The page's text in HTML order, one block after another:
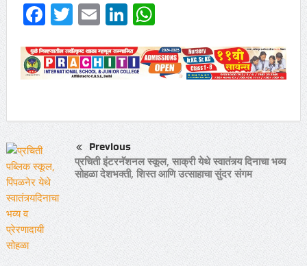
Facebook
Twitter
EmailLinkedIn
WhatsApp
Previous
प्रचिती इंटरनॅशनल स्कूल, साक्री येथे स्वातंत्र्य दिनाचा भव्य
सोहळा देशभक्ती, शिस्त आणि उत्साहाचा सुंदर संगम